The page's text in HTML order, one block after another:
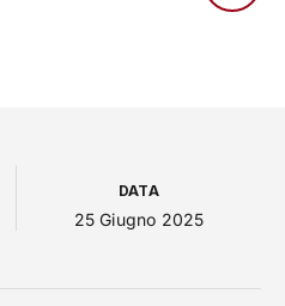
DATA
25 Giugno 2025